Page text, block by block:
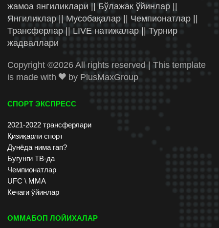
жамоа янгиликлари || Бўлажак ўйинлар ||
Янгиликлар || Мусобақалар || Чемпионатлар ||
Трансферлар || LIVE натижалар || Турнир
жадваллари
Copyright ©2026 All rights reserved | This template
is made with
by PlusMaxGroup
СПОРТ ЭКСПРЕСС
2021-2022 трансферлари
Қизиқарли спорт
Дунёда нима гап?
Бугунги ТВ-да
Чемпионатлар
UFC \ ММА
Кечаги ўйинлар
ОММАБОП ЛОЙИХАЛАР